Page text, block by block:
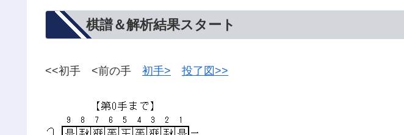
棋譜＆解析結果スタート
<<初手 <前の手 初手> 投了図>>